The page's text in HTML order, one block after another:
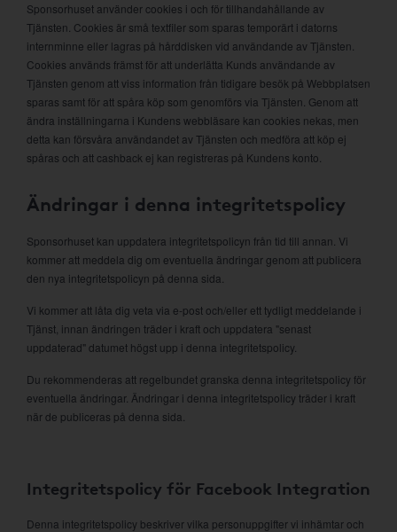
Sponsorhuset använder cookies i och för tillhandahållande av
Tjänsten. Cookies är små textfiler som sparas temporärt i datorns
internminne eller lagras på hårddisken vid användande av Tjänsten.
Cookies används främst för att underlätta Kunds användande av
Tjänsten genom att viss information från tidigare besök på Webbplatsen
sparas samt för att spåra köp som genomförs via Tjänsten. Genom att
ändra inställningarna i Kundens webbläsare kan cookies nekas, men
detta kan försvåra användandet av Tjänsten och medföra att köp ej
spåras och att cashback ej kan registreras på Kundens konto.
Ändringar i denna integritetspolicy
Sponsorhuset kan uppdatera integritetspolicyn från tid till annan. Vi
kommer att meddela dig om eventuella ändringar genom att publicera
den nya integritetspolicyn på denna sida.
Vi kommer att låta dig veta via e-post och/eller ett tydligt meddelande i
Tjänst, innan ändringen träder i kraft och uppdatera "senast
uppdaterad" datumet högst upp i denna integritetspolicy.
Du rekommenderas att regelbundet granska denna integritetspolicy för
eventuella ändringar. Ändringar i denna integritetspolicy träder i kraft
när de publiceras på denna sida.
Integritetspolicy för Facebook Integration
Denna integritetspolicy beskriver vilka personuppgifter vi inhämtar och